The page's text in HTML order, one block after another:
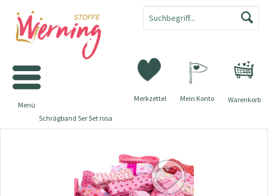
Warenkorb
Merkzettel Mein Konto
Menü
Schrägband 5er Set rosa